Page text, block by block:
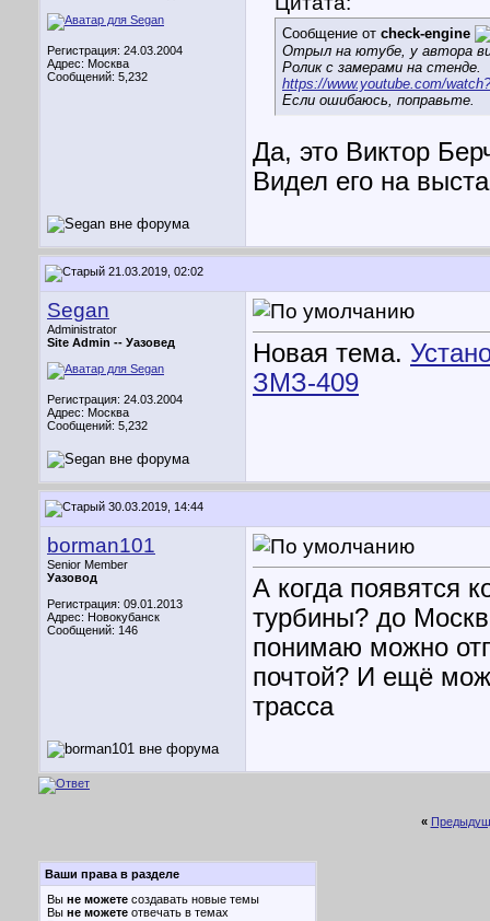
Регистрация: 24.03.2004
Адрес: Москва
Сообщений: 5,232
Сообщение от check-engine
Отрыл на ютубе, у автора
Ролик с замерами на стенде.
https://www.youtube.com/
Если ошибаюсь, поправьте.
Да, это Виктор
Видел его на
21.03.2019, 02:02
Segan
Administrator
Site Admin -- Уазовед
Регистрация: 24.03.2004
Адрес: Москва
Сообщений: 5,232
Новая тема.
ЗМЗ-409
30.03.2019, 14:44
borman101
Senior Member
Уазовод
Регистрация: 09.01.2013
Адрес: Новокубанск
Сообщений: 146
А когда появятся
турбины? до
понимаю можно
почтой? И ещё
трасса
«
Ваши права в разделе
Вы не можете создавать новые темы
Вы не можете отвечать в темах